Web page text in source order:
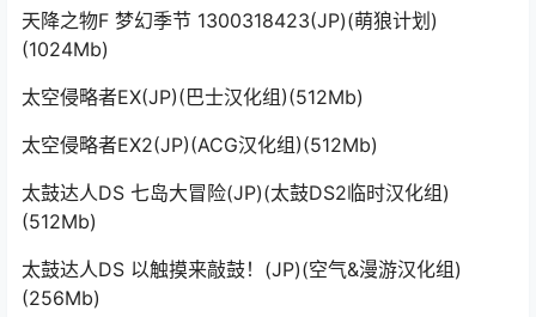
天降之物F 梦幻季节 1300318423(JP)(萌狼计划)
(1024Mb)
太空侵略者EX(JP)(巴士汉化组)(512Mb)
太空侵略者EX2(JP)(ACG汉化组)(512Mb)
太鼓达人DS 七岛大冒险(JP)(太鼓DS2临时汉化组)
(512Mb)
太鼓达人DS 以触摸来敲鼓！(JP)(空气&漫游汉化组)
(256Mb)